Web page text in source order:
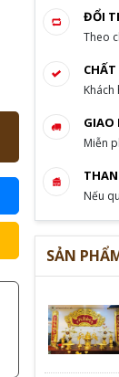
ĐỔI
Theo
GIAO
Miễn
Nếu
SẢN